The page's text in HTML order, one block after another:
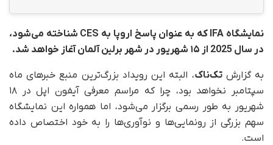
نمایشگاه IFA که به‌ عنوان پاسخ اروپا به CES شناخته می‌شود،
در سال 2025 از ۱۵ شهریور در شهر برلین آلمان آغاز خواهد شد.
به گزارشتک‌ناک، البته این رویداد بزرگ‌ترین منبع خبرهای ماه
سپتامبر نخواهد بود، چرا که مراسم معرفی آیفون اپل در ۱۸
شهریور به‌ طور رسمی برگزار می‌شود، اما همواره این نمایشگاه
سهم بزرگی از رونمایی‌ها و نوآوری‌ها را به خود اختصاص داده
است.